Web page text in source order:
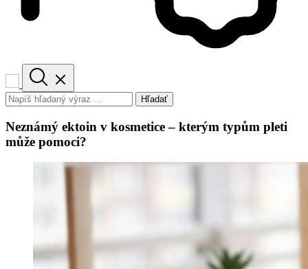
Hľadať
Neznámý ektoin v kosmetice – kterým typům pleti
může pomoci?